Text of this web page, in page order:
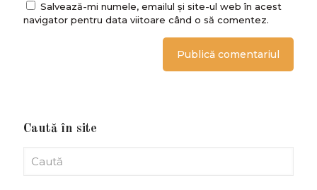
Salvează-mi numele, emailul și site-ul web în acest
navigator pentru data viitoare când o să comentez.
Caută în site